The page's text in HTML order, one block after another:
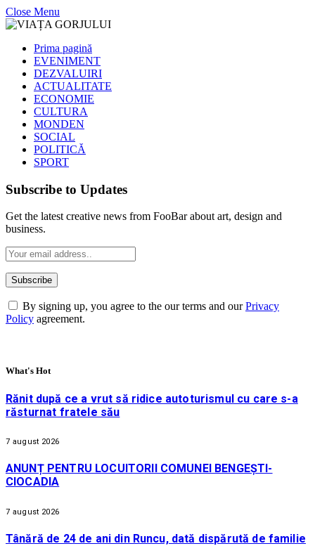
Close Menu
Prima pagină
EVENIMENT
DEZVALUIRI
ACTUALITATE
ECONOMIE
CULTURA
MONDEN
SOCIAL
POLITICĂ
SPORT
Subscribe to Updates
Get the latest creative news from FooBar about art, design and
business.
By signing up, you agree to the our terms and ourPrivacy
Policy agreement.
What's Hot
Rănit după ce a vrut să ridice autoturismul cu care s-a
răsturnat fratele său
7 august 2026
ANUNȚ PENTRU LOCUITORII COMUNEI BENGEȘTI-
CIOCADIA
7 august 2026
Tânără de 24 de ani din Runcu, dată dispărută de familie